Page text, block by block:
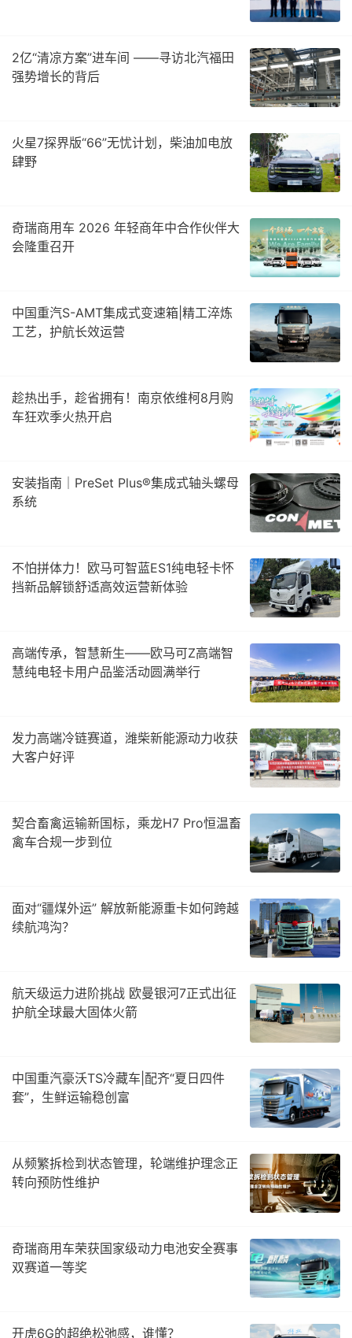
2亿“清凉方案”进车间 ——寻访北汽福田
强势增长的背后
火星7探界版“66”无忧计划，柴油加电放
肆野
奇瑞商用车 2026 年轻商年中合作伙伴大
会隆重召开
中国重汽S-AMT集成式变速箱|精工淬炼
工艺，护航长效运营
趁热出手，趁省拥有！南京依维柯8月购
车狂欢季火热开启
安装指南｜PreSet Plus®集成式轴头螺母
系统
不怕拼体力！欧马可智蓝ES1纯电轻卡怀
挡新品解锁舒适高效运营新体验
高端传承，智慧新生——欧马可Z高端智
慧纯电轻卡用户品鉴活动圆满举行
发力高端冷链赛道，潍柴新能源动力收获
大客户好评
契合畜禽运输新国标，乘龙H7 Pro恒温畜
禽车合规一步到位
面对“疆煤外运” 解放新能源重卡如何跨越
续航鸿沟？
航天级运力进阶挑战 欧曼银河7正式出征
护航全球最大固体火箭
中国重汽豪沃TS冷藏车|配齐“夏日四件
套”，生鲜运输稳创富
从频繁拆检到状态管理，轮端维护理念正
转向预防性维护
奇瑞商用车荣获国家级动力电池安全赛事
双赛道一等奖
开虎6G的超绝松弛感，谁懂？